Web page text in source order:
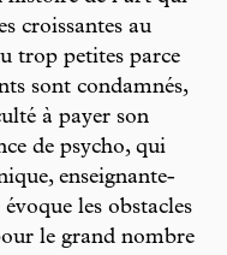
croissantes au
trop petites parce
sont condamnés,
à payer son
de psycho, qui
enseignante-
les obstacles
le grand nombre